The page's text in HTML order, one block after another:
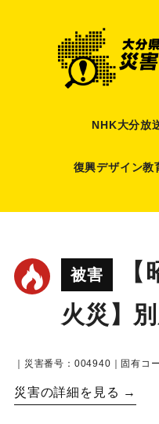
NHK大分放
復興デザイン教
被害
火災】
｜災害番号：004940｜固有コ
災害の詳細を見る →